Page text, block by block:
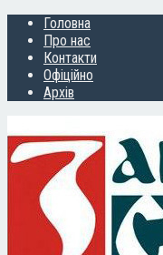
Головна
Про нас
Контакти
Офіційно
Архів